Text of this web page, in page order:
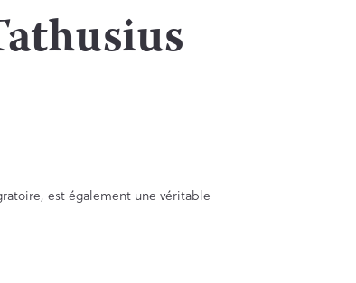
est également une véritable